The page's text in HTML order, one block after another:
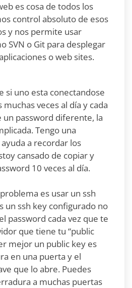
es cosa de todos los
control absoluto de esos
y nos permite usar
SVN o Git para desplegar
o web sites.
si uno esta conectandose
veces al día y cada
un password diferente, la
Tengo una
a recordar los
cansado de copiar y
10 veces al día.
es usar un ssh
un ssh key configurado no
password cada vez que te
que tiene tu “public
mejor un public key es
en una puerta y el
que lo abre. Puedes
a muchas puertas